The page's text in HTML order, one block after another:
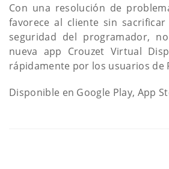
Con una resolución de
favorece al cliente sin
seguridad del programador,
nueva app Crouzet Virtual
rápidamente por los usuarios de
Disponible en Google Play, App